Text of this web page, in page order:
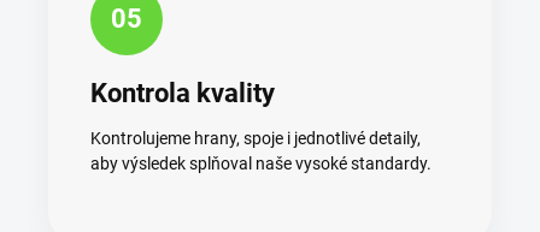
05
Kontrola kvality
Kontrolujeme hrany, spoje i jednotlivé detaily,
aby výsledek splňoval naše vysoké standardy.